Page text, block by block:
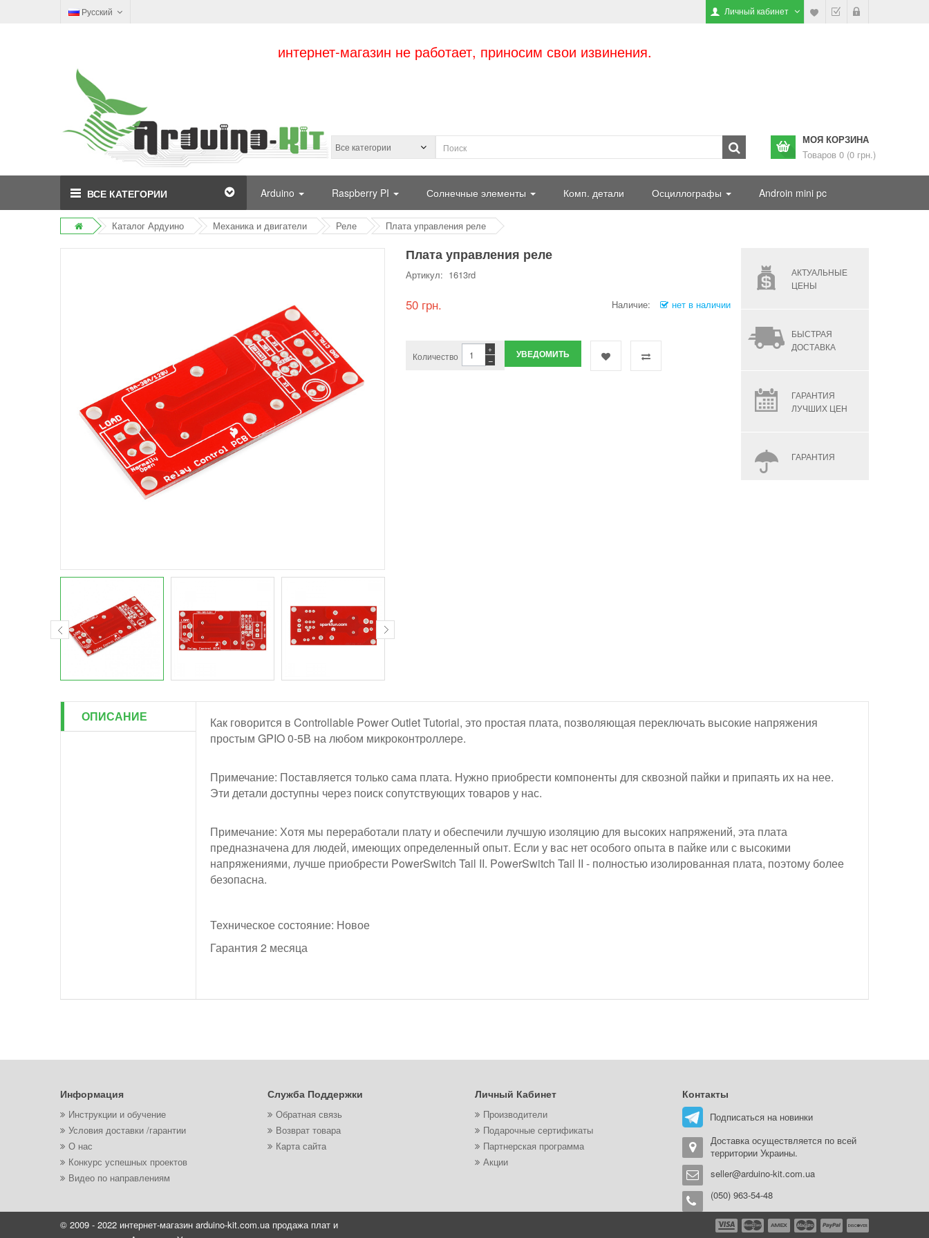
Русский Личный кабинет
интернет-магазин не работает, приносим свои извинения.
МОЯ КОРЗИНА
Товаров 0 (0 грн.)
ВСЕ КАТЕГОРИИ Arduino Raspberry PI Солнечные элементы Комп. детали Осциллографы Androin mini pc
Каталог Ардуино Механика и двигатели Реле Плата управления реле
Плата управления реле
Артикул: 1613rd
50 грн. Наличие: нет в наличии
Количество −
+ УВЕДОМИТЬ
АКТУАЛЬНЫЕ
ЦЕНЫ
БЫСТРАЯ
ДОСТАВКА
ГАРАНТИЯ
ЛУЧШИХ ЦЕН
ГАРАНТИЯ
ОПИСАНИЕ
Как говорится в Controllable Power Outlet Tutorial, это простая плата, позволяющая переключать высокие напряжения
простым GPIO 0-5В на любом микроконтроллере.
Примечание: Поставляется только сама плата. Нужно приобрести компоненты для сквозной пайки и припаять их на нее.
Эти детали доступны через поиск сопутствующих товаров у нас.
Примечание: Хотя мы переработали плату и обеспечили лучшую изоляцию для высоких напряжений, эта плата
предназначена для людей, имеющих определенный опыт. Если у вас нет особого опыта в пайке или с высокими
напряжениями, лучше приобрести PowerSwitch Tail II. PowerSwitch Tail II - полностью изолированная плата, поэтому более
безопасна.
Техническое состояние: Новое
Гарантия 2 месяца
Информация
Инструкции и обучение
Условия доставки /гарантии
О нас
Конкурс успешных проектов
Видео по направлениям
Служба Поддержки
Обратная связь
Возврат товара
Карта сайта
Личный Кабинет
Производители
Подарочные сертификаты
Партнерская программа
Акции
Контакты
Подписаться на новинки
Доставка осуществляется по всей
территории Украины.
seller@arduino-kit.com.ua
(050) 963-54-48
© 2009 - 2022 интернет-магазин arduino-kit.com.ua продажа плат и